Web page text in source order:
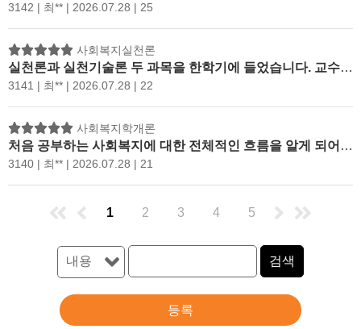
3142 | 최** | 2026.07.28 | 25
사회복지실천론
실천론과 실천기술론 두 과목을 한학기에 들었습니다. 교수님이 설명을 잘 해주셔서 재미있게 들었고 귀한 말씀이라 생각이 들어서 메모로 열심히 했습니다. 복습하면서 1급시험도 준비할 예정입니디. 정말 감사합니다.
3141 | 최** | 2026.07.28 | 22
사회복지학개론
처음 공부하는 사회복지에 대한 전체적인 흐름을 알게 되어서 다른 과목 공부전에 꼭 들어보기를 추천하고 싶습니다.
3140 | 최** | 2026.07.28 | 21
1 2 3 4 5
검색
등록